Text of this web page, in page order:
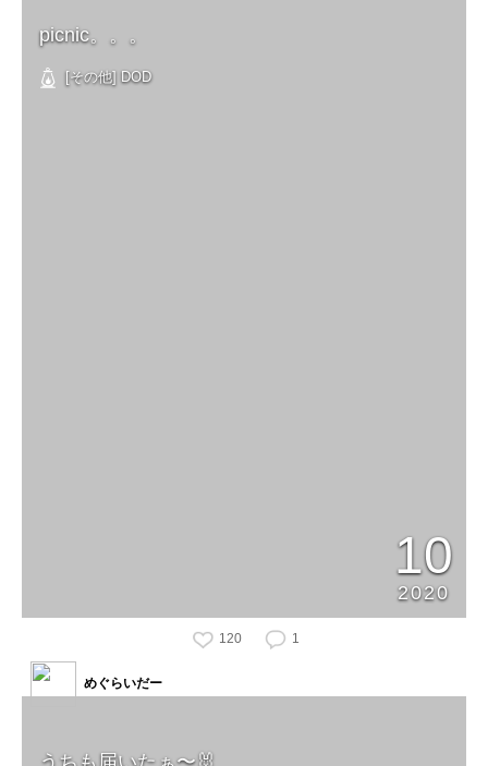
picnic。。。
[その他] DOD
10
2020
120 1
めぐらいだー